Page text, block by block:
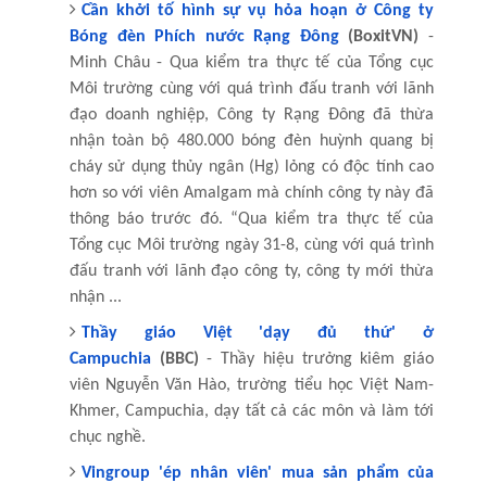
Cần khởi tố hình sự vụ hỏa hoạn ở Công ty
Bóng đèn Phích nước Rạng Đông(BoxitVN) -
Minh Châu - Qua kiểm tra thực tế của Tổng cục
Môi trường cùng với quá trình đấu tranh với lãnh
đạo doanh nghiệp, Công ty Rạng Đông đã thừa
nhận toàn bộ 480.000 bóng đèn huỳnh quang bị
cháy sử dụng thủy ngân (Hg) lỏng có độc tính cao
hơn so với viên Amalgam mà chính công ty này đã
thông báo trước đó. “Qua kiểm tra thực tế của
Tổng cục Môi trường ngày 31-8, cùng với quá trình
đấu tranh với lãnh đạo công ty, công ty mới thừa
nhận ...
Thầy giáo Việt 'dạy đủ thứ' ở
Campuchia (BBC) - Thầy hiệu trưởng kiêm giáo
viên Nguyễn Văn Hào, trường tiểu học Việt Nam-
Khmer, Campuchia, dạy tất cả các môn và làm tới
chục nghề.
Vingroup 'ép nhân viên' mua sản phẩm của